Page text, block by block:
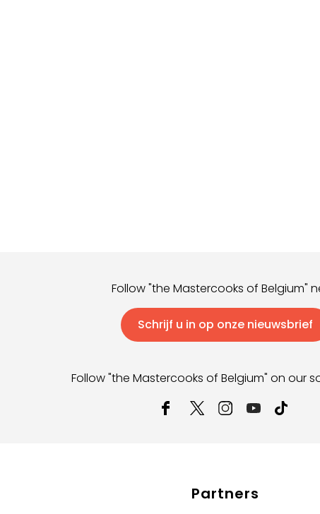
Follow "the Mastercooks of Belgium"
Schrijf u in op onze nieuwsbrief
Follow "the Mastercooks of Belgium" on our
Partners